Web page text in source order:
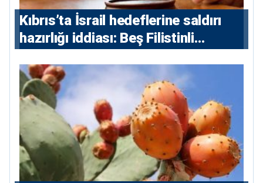
Kıbrıs’ta İsrail hedeflerine saldırı
hazırlığı iddiası: Beş Filistinli